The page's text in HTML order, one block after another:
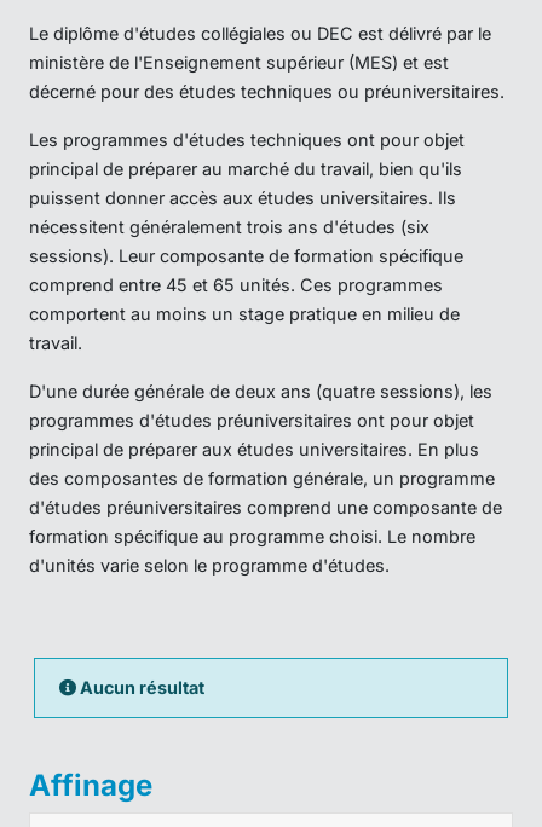
Le diplôme d'études collégiales ou DEC est délivré par le
ministère de l'Enseignement supérieur (MES) et est
décerné pour des études techniques ou préuniversitaires.
Les programmes d'études techniques ont pour objet
principal de préparer au marché du travail, bien qu'ils
puissent donner accès aux études universitaires. Ils
nécessitent généralement trois ans d'études (six
sessions). Leur composante de formation spécifique
comprend entre 45 et 65 unités. Ces programmes
comportent au moins un stage pratique en milieu de
travail.
D'une durée générale de deux ans (quatre sessions), les
programmes d'études préuniversitaires ont pour objet
principal de préparer aux études universitaires. En plus
des composantes de formation générale, un programme
d'études préuniversitaires comprend une composante de
formation spécifique au programme choisi. Le nombre
d'unités varie selon le programme d'études.
Aucun résultat
Affinage